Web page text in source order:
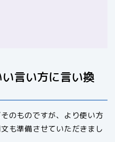
言い方に言い換
のものですが、より使い方
も準備させていただきまし